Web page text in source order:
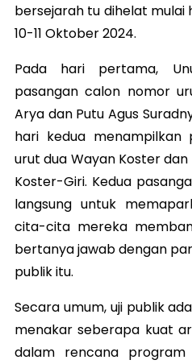
bersejarah tu dihelat mulai
10-11 Oktober 2024.
Pada hari pertama,
pasangan calon nomor
Arya dan Putu Agus
hari kedua menampilkan
urut dua Wayan Koster
Koster-Giri. Kedua
langsung untuk
cita-cita mereka
bertanya jawab dengan
publik itu.
Secara umum, uji publik
menakar seberapa kuat
dalam rencana program